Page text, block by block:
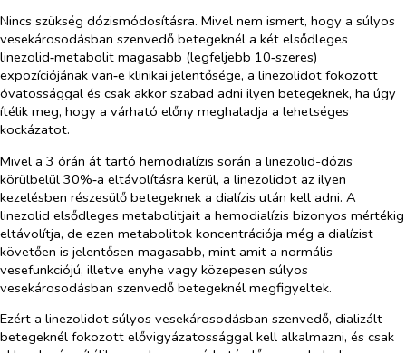
Nincs szükség dózismódosításra. Mivel nem ismert, hogy a súlyos
vesekárosodásban szenvedő betegeknél a két elsődleges
linezolid‑metabolit magasabb (legfeljebb 10‑szeres)
expozíciójának van‑e klinikai jelentősége, a linezolidot fokozott
óvatossággal és csak akkor szabad adni ilyen betegeknek, ha úgy
ítélik meg, hogy a várható előny meghaladja a lehetséges
kockázatot.
Mivel a 3 órán át tartó hemodialízis során a linezolid-dózis
körülbelül 30%‑a eltávolításra kerül, a linezolidot az ilyen
kezelésben részesülő betegeknek a dialízis után kell adni. A
linezolid elsődleges metabolitjait a hemodialízis bizonyos mértékig
eltávolítja, de ezen metabolitok koncentrációja még a dialízist
követően is jelentősen magasabb, mint amit a normális
vesefunkciójú, illetve enyhe vagy közepesen súlyos
vesekárosodásban szenvedő betegeknél megfigyeltek.
Ezért a linezolidot súlyos vesekárosodásban szenvedő, dializált
betegeknél fokozott elővigyázatossággal kell alkalmazni, és csak